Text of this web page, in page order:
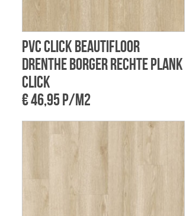
PVC Click Beautifloor
Drenthe Borger rechte plank
click
€ 46,95 p/m2